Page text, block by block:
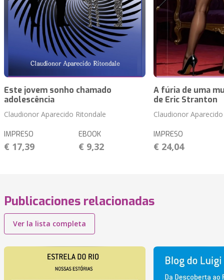
Este jovem sonho chamado
adolescência
Claudionor Aparecido Ritondale
IMPRESO
€ 17,39
EBOOK
€ 9,32
A fúria de uma
de Eric Stranton
Claudionor
IMPRESO
€ 24,04
Publicaciones relacionadas
Ver la lista completa